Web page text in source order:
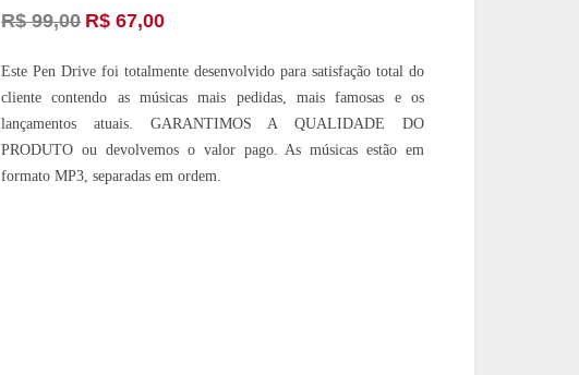
R$99,00 R$ 67,00
Este Pen Drive foi totalmente desenvolvido para satisfação total do
cliente contendo as músicas mais pedidas, mais famosas e os
lançamentos atuais. GARANTIMOS A QUALIDADE DO
PRODUTO ou devolvemos o valor pago. As músicas estão em
formato MP3, separadas em ordem.